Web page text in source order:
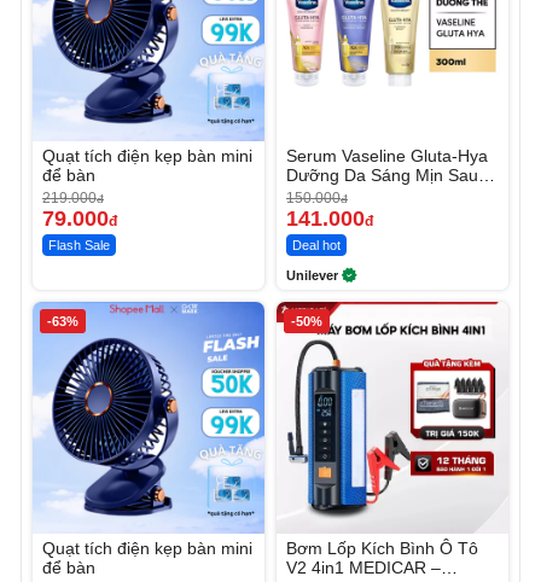
Quạt tích điện kẹp bàn mini
để bàn
219.000đ
79.000đ
Flash Sale
Serum Vaseline Gluta-Hya
Dưỡng Da Sáng Mịn Sau 7
Ngày
150.000đ
141.000đ
Deal hot
Unilever
-63%
Quạt tích điện kẹp bàn mini
để bàn
-50%
Bơm Lốp Kích Bình Ô Tô
V2 4in1 MEDICAR –